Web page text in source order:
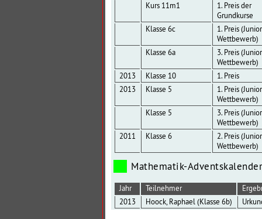
Kurs 11m1
1. Preis der
Grundkurse
Klasse 6c
1. Preis
Wettbewerb)
Klasse 6a
3. Preis
Wettbewerb)
2013
Klasse 10
1. Preis
2013
Klasse 5
1. Preis
Wettbewerb)
Klasse 5
3. Preis
Wettbewerb)
2011
Klasse 6
2. Preis
Wettbewerb)
Mathematik-
Jahr Teilnehmer
2013
Hoock, Raphael (Klasse 6b)